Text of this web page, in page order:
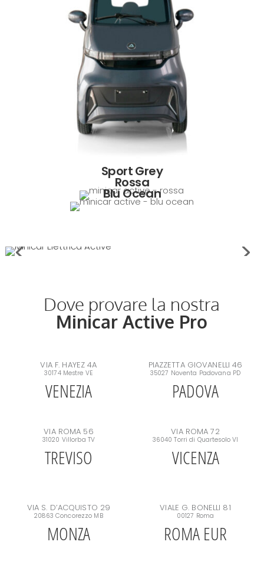
Sport Grey
Rossa
Blu Ocean
Dove provare la nostra
Minicar Active Pro
VIA F. HAYEZ 4A
30174 Mestre VE
VENEZIA
PIAZZETTA GIOVANELLI 46
35027 Noventa Padovana PD
PADOVA
VIA ROMA 56
31020 Villorba TV
TREVISO
VIA ROMA 72
36040 Torri di Quartesolo VI
VICENZA
VIA S. D’ACQUISTO 29
20863 Concorezzo MB
MONZA
VIALE G. BONELLI 81
00127 Roma
ROMA EUR